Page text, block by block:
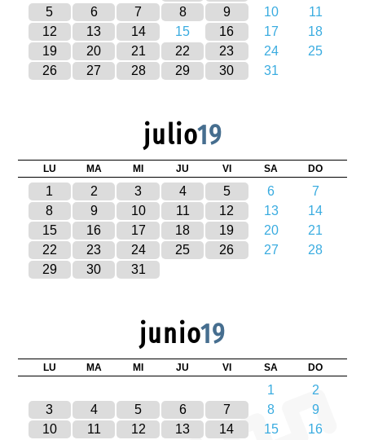
5
6 7 8 9 10
11
12
13 14 15 16 17
18
19
20 21 22 23 24
25
26
27 28 29 30 31
julio19
LU MA MI JU VI SA DO
1 2 3 4 5 6
7
8
9 10 11 12 13
14
15
16 17 18 19 20
21
22
23 24 25 26 27
28
29
30 31
junio19
LU MA MI JU VI SA DO
1
2
3
4 5 6 7 8
9
10
11 12 13 14 15
16